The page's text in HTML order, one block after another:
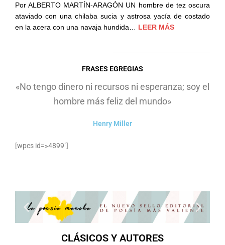
Por ALBERTO MARTÍN-ARAGÓN UN hombre de tez oscura
ataviado con una chilaba sucia y astrosa yacía de costado
en la acera con una navaja hundida… LEER MÁS
FRASES EGREGIAS
«No tengo dinero ni recursos ni esperanza; soy el
hombre más feliz del mundo»
Henry Miller
[wpcs id=»4899″]
CLÁSICOS Y AUTORES